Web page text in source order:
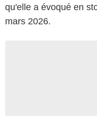
qu'elle a évoqué en
mars 2026.